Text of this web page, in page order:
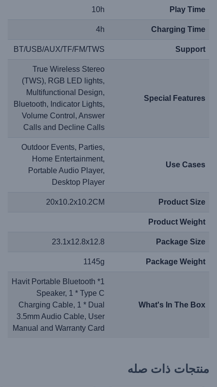
Play Time
10h
Charging Time
4h
Support
BT/USB/AUX/TF/FM/TWS
Special Features
True Wireless Stereo
(TWS), RGB LED lights,
Multifunctional Design,
Bluetooth, Indicator Lights,
Volume Control, Answer
Calls and Decline Calls
Use Cases
Outdoor Events, Parties,
Home Entertainment,
Portable Audio Player,
Desktop Player
Product Size
20x10.2x10.2CM
Product Weight
Package Size
23.1x12.8x12.8
Package Weight
1145g
What's In The Box
1* Havit Portable Bluetooth
Speaker, 1 * Type C
Charging Cable, 1 * Dual
3.5mm Audio Cable, User
Manual and Warranty Card
منتجات ذات صله